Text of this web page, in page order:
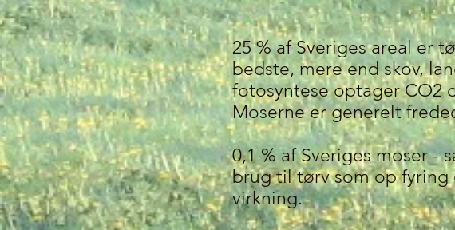
25 % af Sveriges areal er
bedste, mere end skov,
fotosyntese optager CO2
Moserne er generelt
0,1 % af Sveriges moser
brug til tørv som op fyring
virkning.